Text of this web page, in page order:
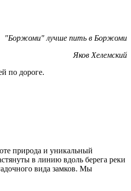
"Боржоми" лучше пить в Боржоми
Яков Хелемский
по дороге.
природа и уникальный
в линию вдоль берега реки
вида замков. Мы